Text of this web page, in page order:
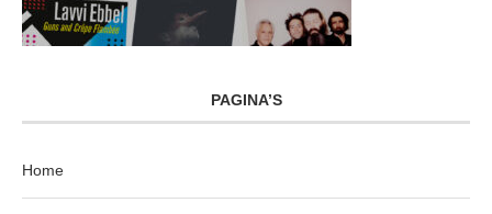
PAGINA’S
Home